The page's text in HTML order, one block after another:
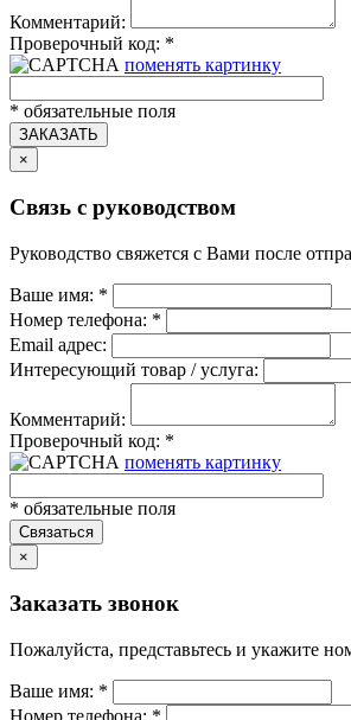
Комментарий:
Проверочный код: *
поменять картинку
* обязательные поля
ЗАКАЗАТЬ
×
Связь с руководством
Руководство свяжется с Вами после
Ваше имя: *
Номер телефона: *
Email адрес:
Интересующий товар / услуга:
Комментарий:
Проверочный код: *
поменять картинку
* обязательные поля
Связаться
×
Заказать звонок
Пожалуйста, представьтесь и укажите
Ваше имя: *
Номер телефона: *